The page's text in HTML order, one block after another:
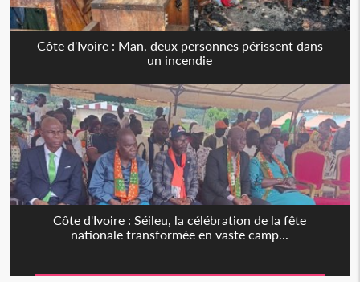
Côte d'Ivoire : Man, deux personnes périssent dans
un incendie
Côte d'Ivoire : Séileu, la célébration de la fête
nationale transformée en vaste camp...